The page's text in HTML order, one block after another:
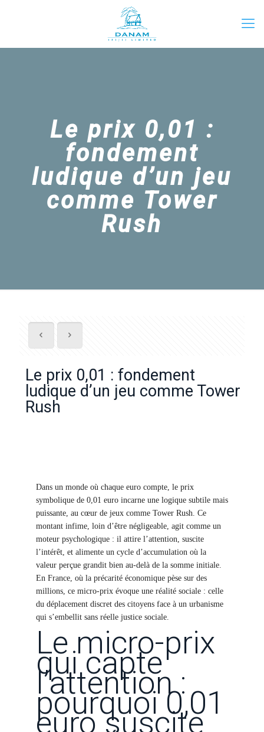
Le prix 0,01 :
fondement
ludique d’un jeu
comme Tower
Rush
Le prix 0,01 : fondement
ludique d’un jeu comme Tower
Rush
Dans un monde où chaque euro compte, le prix
symbolique de 0,01 euro incarne une logique subtile mais
puissante, au cœur de jeux comme Tower Rush. Ce
montant infime, loin d’être négligeable, agit comme un
moteur psychologique : il attire l’attention, suscite
l’intérêt, et alimente un cycle d’accumulation où la
valeur perçue grandit bien au-delà de la somme initiale.
En France, où la précarité économique pèse sur des
millions, ce micro-prix évoque une réalité sociale : celle
du déplacement discret des citoyens face à un urbanisme
qui s’embellit sans réelle justice sociale.
Le micro-prix
qui capte
l’attention :
pourquoi 0,01
euro suscite